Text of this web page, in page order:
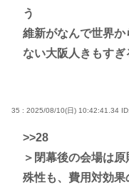
う
維新がなんで世界
ない大阪人きもすぎ
35 : 2025/08/10(日) 10:42:41.34
>>28
＞閉幕後の会場は
殊性も、費用対効果